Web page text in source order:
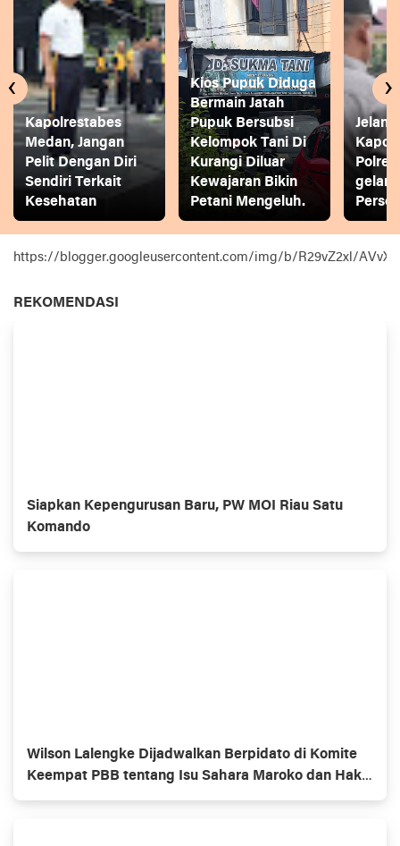
Kapolrestabes
Medan, Jangan
Pelit Dengan Diri
Sendiri Terkait
Kesehatan
Kios Pupuk Diduga
Bermain Jatah
Pupuk Bersubsi
Kelompok Tani Di
Kurangi Diluar
Kewajaran Bikin
Petani Mengeluh.
gelar
‹ ›
https://blogger.googleusercontent.com/img/b/R29vZ2xl/
REKOMENDASI
Siapkan Kepengurusan Baru, PW MOI Riau Satu
Komando
Wilson Lalengke Dijadwalkan Berpidato di Komite
Keempat PBB tentang Isu Sahara Maroko dan Hak
Asasi Manusia